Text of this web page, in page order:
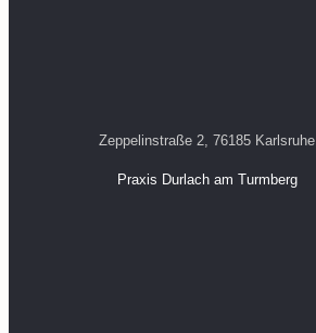
Zeppelinstraße 2, 76185 Karlsruhe
Praxis Durlach am Turmberg